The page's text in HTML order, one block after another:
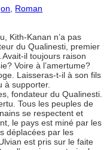
, Roman
Kith-Kanan n’a pas
du Qualinesti, premier
il toujours raison
Voire à l’amertume?
Laisseras-t-il à son fils
à supporter.
fondateur du Qualinesti.
Tous les peuples de
se respectent et
le pays est miné par les
déplacées par les
est pris sur le faite